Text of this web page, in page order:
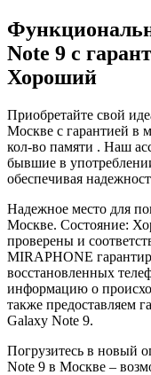
Note 9 с
Хороший
Приобретайте свой
Москве с гарантией в
кол-во памяти . Наш
бывшие в
обеспечивая
Надежное место для
Москве. Состояние:
проверены и
MIRAPHONE
восстановленных
информацию о
также предоставляем
Galaxy Note 9.
Погрузитесь в новый
Note 9 в Москве –